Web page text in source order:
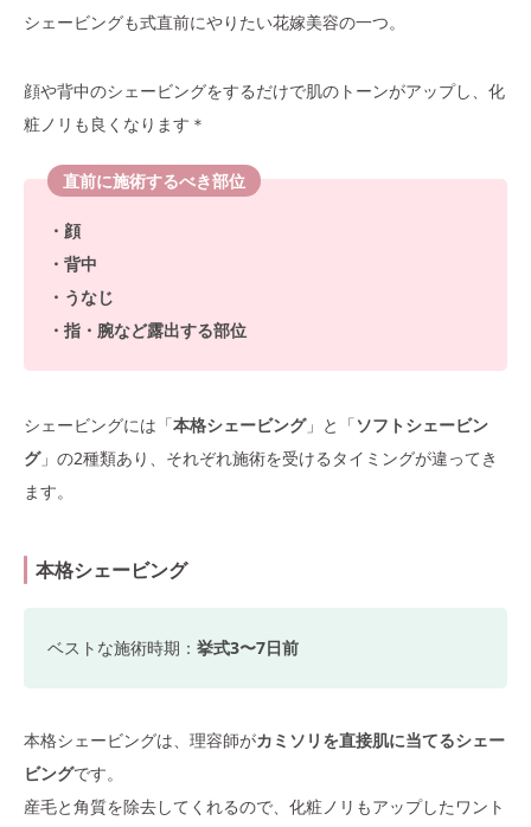
シェービングも式直前にやりたい花嫁美容の一つ。
顔や背中のシェービングをするだけで肌のトーンがアップし、化
粧ノリも良くなります＊
直前に施術するべき部位
・顔
・背中
・うなじ
・指・腕など露出する部位
シェービングには「本格シェービング」と「ソフトシェービン
グ」の2種類あり、それぞれ施術を受けるタイミングが違ってき
ます。
本格シェービング
ベストな施術時期： 挙式3〜7日前
本格シェービングは、理容師がカミソリを直接肌に当てるシェー
ビングです。
産毛と角質を除去してくれるので、化粧ノリもアップしたワント